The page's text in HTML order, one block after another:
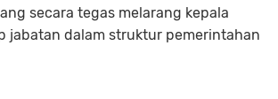
secara tegas melarang kepala
jabatan dalam struktur pemerintahan